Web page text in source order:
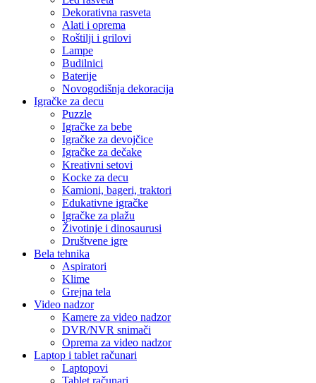
Dekorativna rasveta
Alati i oprema
Roštilji i grilovi
Lampe
Budilnici
Baterije
Novogodišnja dekoracija
Igračke za decu
Puzzle
Igračke za bebe
Igračke za devojčice
Igračke za dečake
Kreativni setovi
Kocke za decu
Kamioni, bageri, traktori
Edukativne igračke
Igračke za plažu
Životinje i dinosaurusi
Društvene igre
Bela tehnika
Aspiratori
Klime
Grejna tela
Video nadzor
Kamere za video nadzor
DVR/NVR snimači
Oprema za video nadzor
Laptop i tablet računari
Laptopovi
Tablet računari